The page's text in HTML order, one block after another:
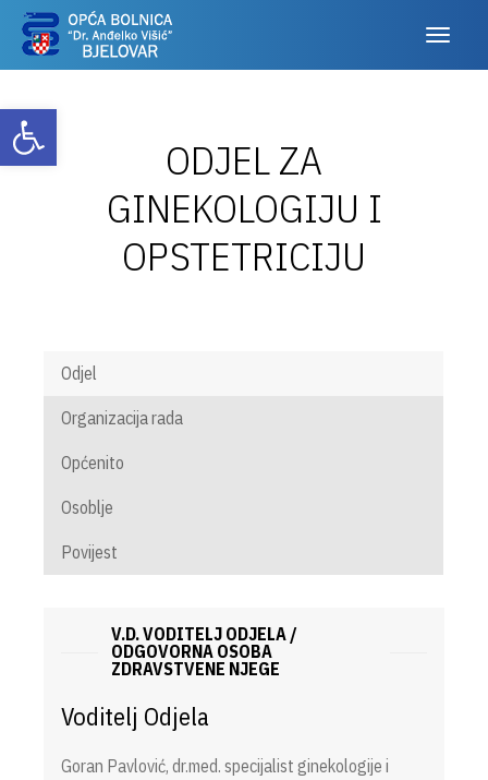
Otvori alatnu traku
ODJEL ZA
GINEKOLOGIJU I
OPSTETRICIJU
Odjel
Organizacija rada
Općenito
Osoblje
Povijest
V.D. VODITELJ ODJELA /
ODGOVORNA OSOBA
ZDRAVSTVENE NJEGE
Voditelj Odjela
Goran Pavlović, dr.med. specijalist ginekologije i